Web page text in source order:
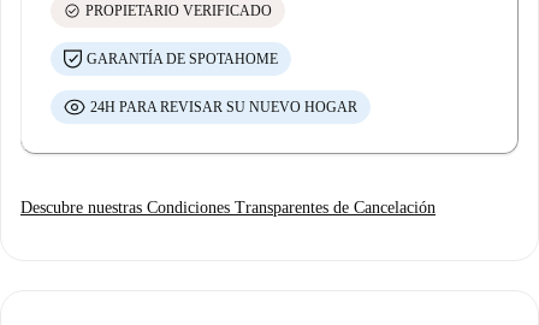
check_circle PROPIETARIO VERIFICADO
GARANTÍA DE SPOTAHOME
24H PARA REVISAR SU NUEVO HOGAR
Descubre nuestras Condiciones Transparentes de Cancelación